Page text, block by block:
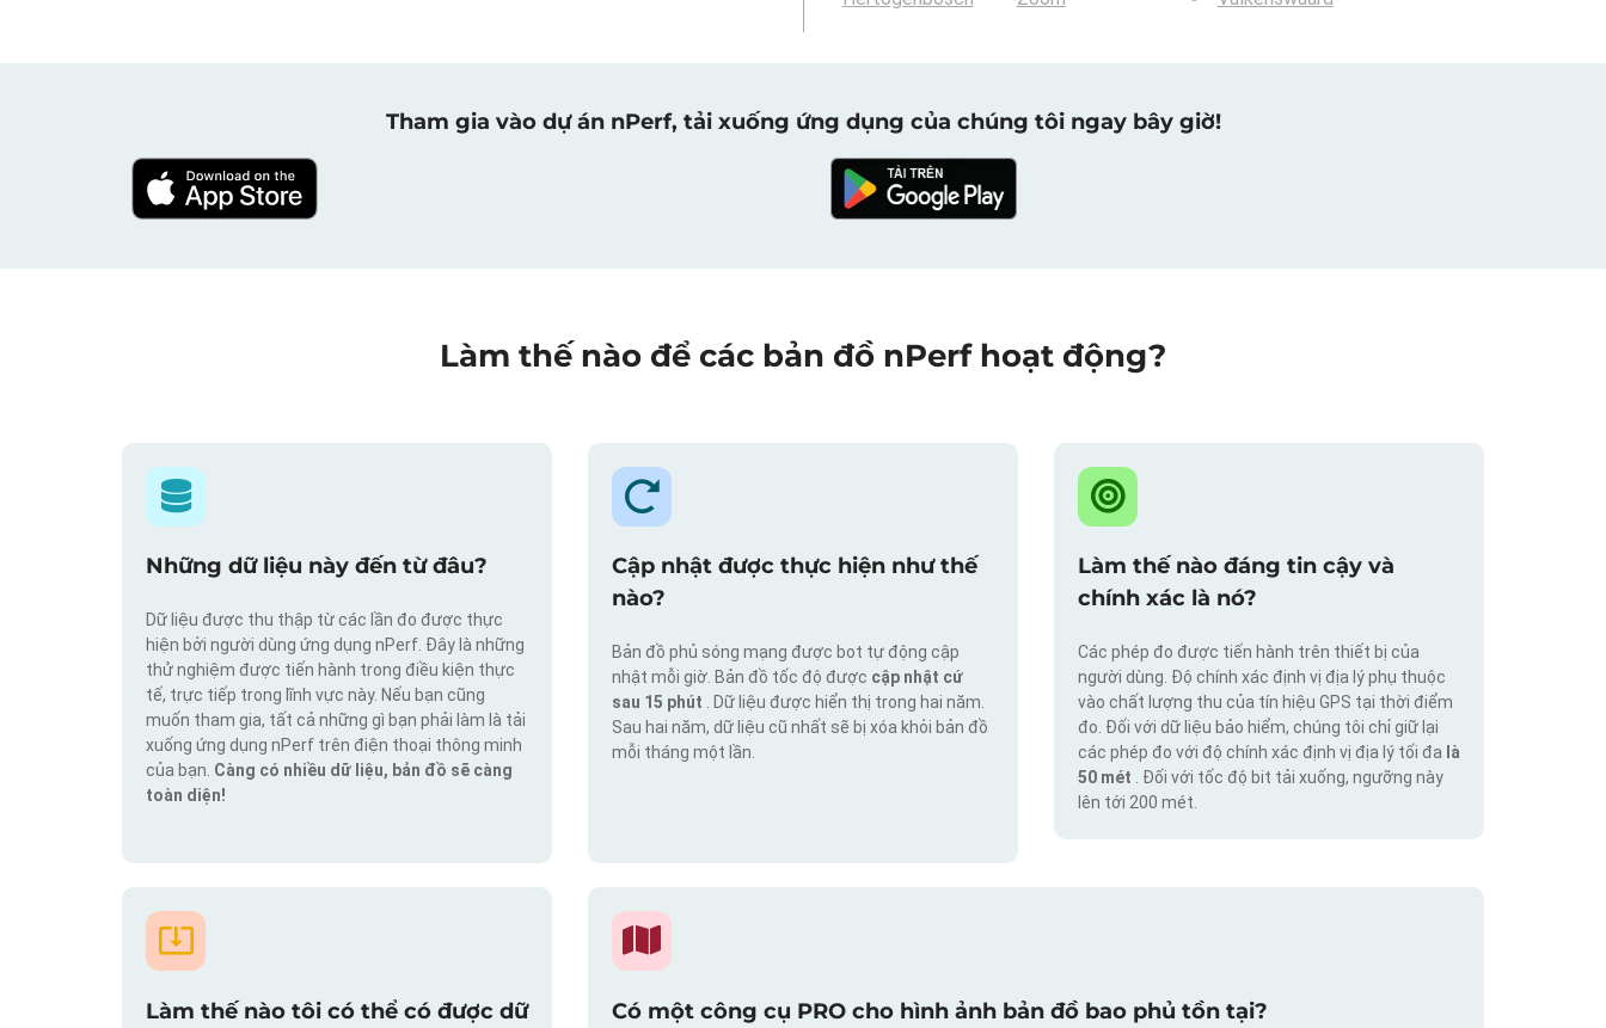
Tham gia vào dự án nPerf, tải xuống ứng dụng của chúng tôi ngay bây giờ!
Làm thế nào để các bản đồ nPerf hoạt động?
Những dữ liệu này đến từ đâu?
Dữ liệu được thu thập từ các lần đo được thực
hiện bởi người dùng ứng dụng nPerf. Đây là những
thử nghiệm được tiến hành trong điều kiện thực
tế, trực tiếp trong lĩnh vực này. Nếu bạn cũng
muốn tham gia, tất cả những gì bạn phải làm là tải
xuống ứng dụng nPerf trên điện thoại thông minh
của bạn. Càng có nhiều dữ liệu, bản đồ sẽ càng
toàn diện!
Cập nhật được thực hiện như thế
nào?
Bản đồ phủ sóng mạng được bot tự động cập
nhật mỗi giờ. Bản đồ tốc độ được cập nhật cứ
sau 15 phút
. Dữ liệu được hiển thị trong hai năm.
Sau hai năm, dữ liệu cũ nhất sẽ bị xóa khỏi bản đồ
mỗi tháng một lần.
Làm thế nào đáng tin cậy và
chính xác là nó?
Các phép đo được tiến hành trên thiết bị của
người dùng. Độ chính xác định vị địa lý phụ thuộc
vào chất lượng thu của tín hiệu GPS tại thời điểm
đo. Đối với dữ liệu bảo hiểm, chúng tôi chỉ giữ lại
các phép đo với độ chính xác định vị địa lý tối đa là
50 mét
. Đối với tốc độ bit tải xuống, ngưỡng này
lên tới 200 mét.
Làm thế nào tôi có thể có được dữ
Có một công cụ PRO cho hình ảnh bản đồ bao phủ tồn tại?